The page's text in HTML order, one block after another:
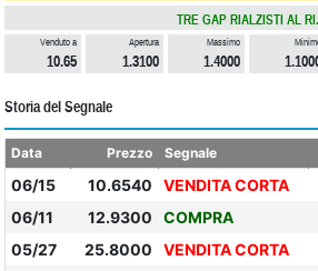
TRE GAP RIALZISTI AL
Venduto a
10.65
Apertura
1.3100
Massimo
1.4000
Storia del Segnale
Data Prezzo Segnale
06/15 10.6540 VENDITA CORTA
06/11
12.9300 COMPRA
05/27
25.8000 VENDITA CORTA